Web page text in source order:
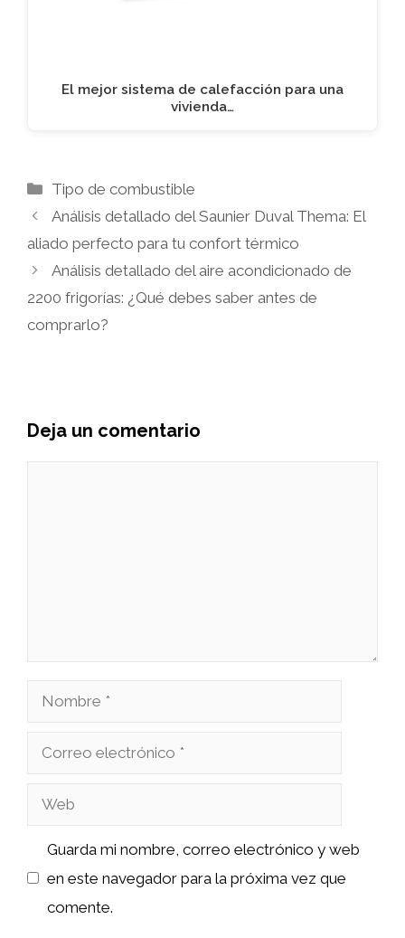
El mejor sistema de calefacción para una
vivienda…
Categorías
Tipo de combustible
Análisis detallado del Saunier Duval Thema: El
aliado perfecto para tu confort térmico
Análisis detallado del aire acondicionado de
2200 frigorías: ¿Qué debes saber antes de
comprarlo?
Deja un comentario
Nombre
Correo
Web
Guarda mi nombre, correo electrónico y web
en este navegador para la próxima vez que
comente.